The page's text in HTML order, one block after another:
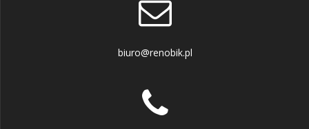
biuro@renobik.pl